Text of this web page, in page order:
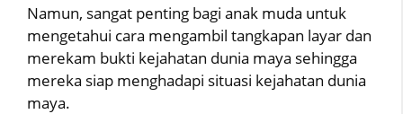
Namun, sangat penting bagi anak muda untuk
mengetahui cara mengambil tangkapan layar dan
merekam bukti kejahatan dunia maya sehingga
mereka siap menghadapi situasi kejahatan dunia
maya.